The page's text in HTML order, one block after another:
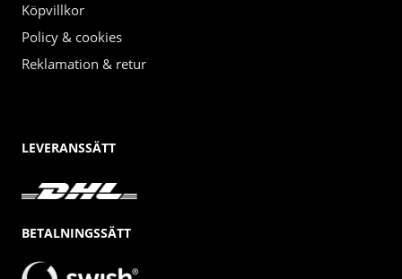
Köpvillkor
Policy & cookies
Reklamation & retur
LEVERANSSÄTT
BETALNINGSSÄTT